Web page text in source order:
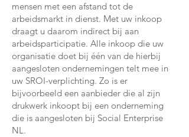
mensen met een afstand tot de
arbeidsmarkt in dienst. Met uw inkoop
draagt u daarom indirect bij aan
arbeidsparticipatie. Alle inkoop die uw
organisatie doet bij één van de hierbij
aangesloten ondernemingen telt mee in
uw SROI-verplichting. Zo is er
bijvoorbeeld een aanbieder die al zijn
drukwerk inkoopt bij een onderneming
die is aangesloten bij Social Enterprise
NL.